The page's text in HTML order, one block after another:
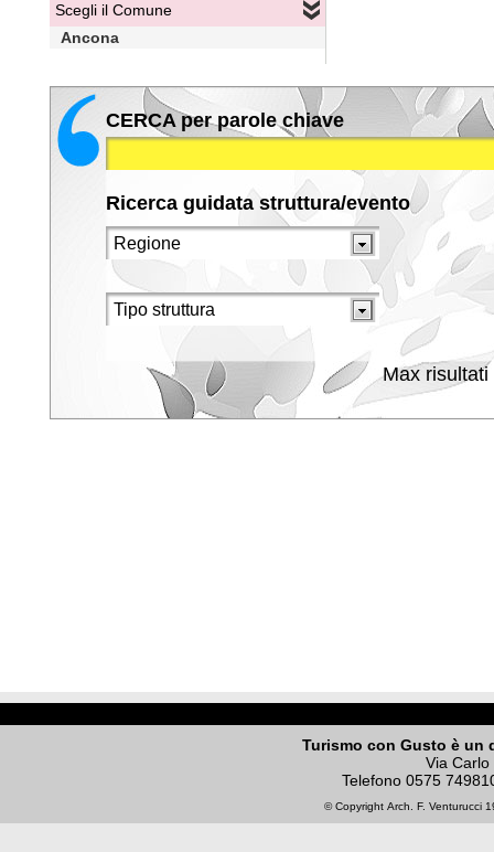
Scegli il Comune
Ancona
CERCA per parole chiave
Ricerca guidata struttura/evento
Max risultati
Turismo con Gusto è un
Via
Telefono 0575
© Copyright Arch. F. Venturucci